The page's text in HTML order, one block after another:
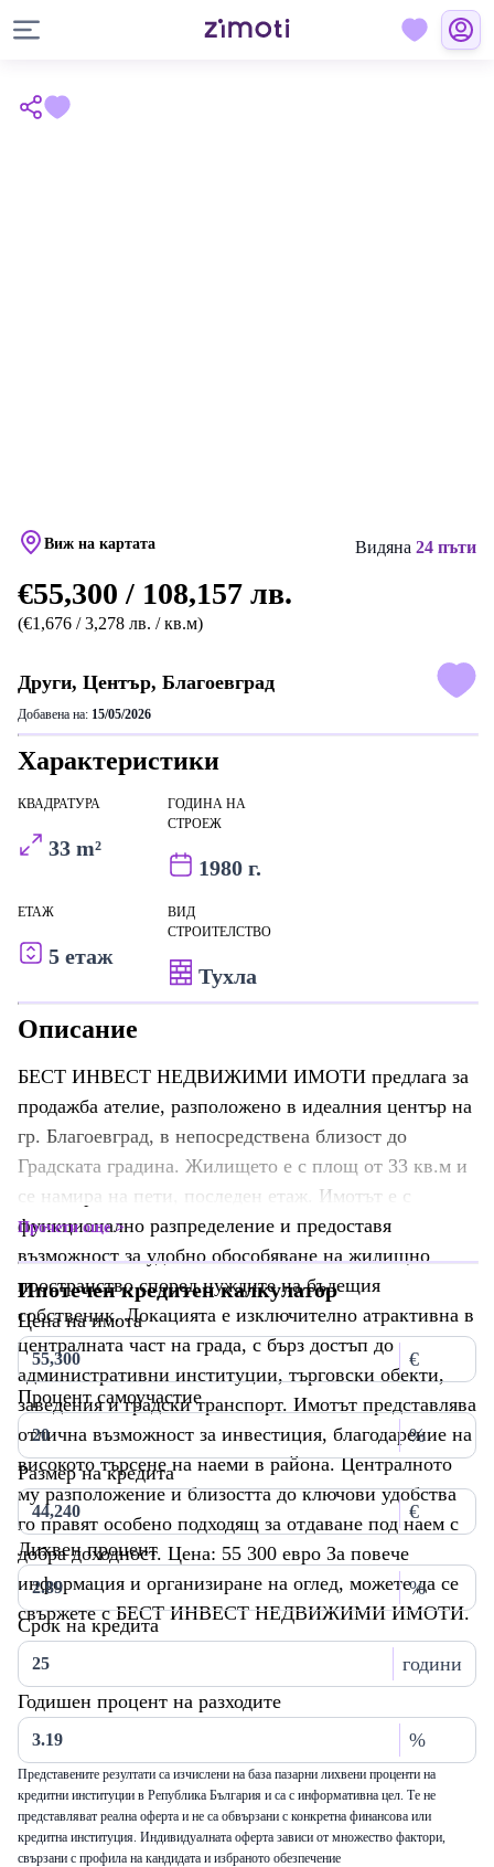
Виж на картата Видяна 24 пъти
€55,300 / 108,157 лв.
(€1,676 / 3,278 лв. / кв.м)
Други, Център, Благоевград
Добавена на: 15/05/2026
Характеристики
КВАДРАТУРА
33 m²
ГОДИНА НА
СТРОЕЖ
1980 г.
ЕТАЖ
5 етаж
ВИД
СТРОИТЕЛСТВО
Тухла
Описание
БЕСТ ИНВЕСТ НЕДВИЖИМИ ИМОТИ предлага за
продажба ателие, разположено в идеалния център на
гр. Благоевград, в непосредствена близост до
Градската градина. Жилището е с площ от 33 кв.м и
се намира на пети, последен етаж. Имотът е с
функционално разпределение и предоставя
възможност за удобно обособяване на жилищно
пространство според нуждите на бъдещия
собственик. Локацията е изключително атрактивна в
централната част на града, с бърз достъп до
административни институции, търговски обекти,
заведения и градски транспорт. Имотът представлява
отлична възможност за инвестиция, благодарение на
високото търсене на наеми в района. Централното
му разположение и близостта до ключови удобства
го правят особено подходящ за отдаване под наем с
добра доходност. Цена: 55 300 евро За повече
информация и организиране на оглед, можете да се
свържете с БЕСТ ИНВЕСТ НЕДВИЖИМИ ИМОТИ.
Прочети още
Ипотечен кредитен калкулатор
Цена на имота
€
Процент самоучастие
%
Размер на кредита
€
Лихвен процент
%
Срок на кредита
години
Годишен процент на разходите
%
Представените резултати са изчислени на база пазарни лихвени проценти на
кредитни институции в Република България и са с информативна цел. Те не
представляват реална оферта и не са обвързани с конкретна финансова или
кредитна институция. Индивидуалната оферта зависи от множество фактори,
свързани с профила на кандидата и избраното обезпечение